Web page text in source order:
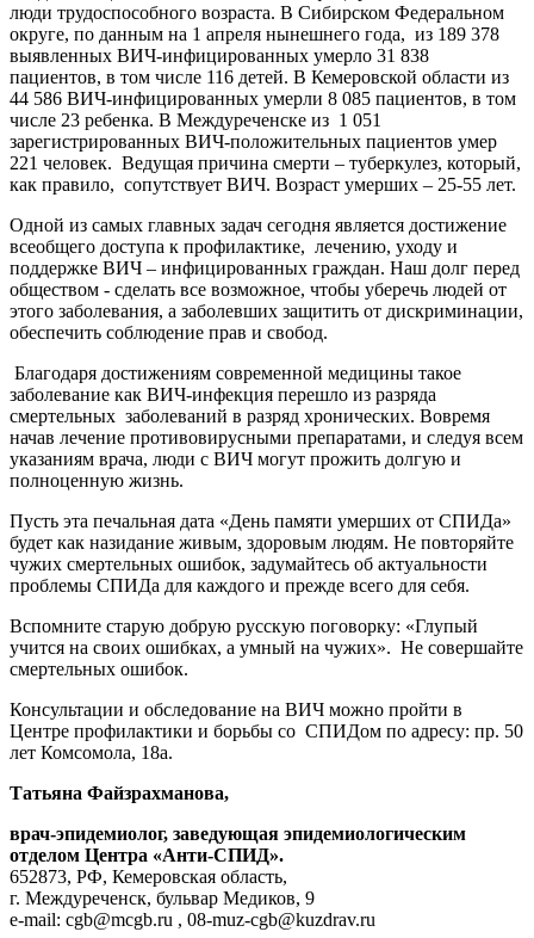
люди трудоспособного возраста. В Сибирском Федеральном
округе, по данным на 1 апреля нынешнего года, из 189 378
выявленных ВИЧ-инфицированных умерло 31 838
пациентов, в том числе 116 детей. В Кемеровской области из
44 586 ВИЧ-инфицированных умерли 8 085 пациентов, в том
числе 23 ребенка. В Междуреченске из 1 051
зарегистрированных ВИЧ-положительных пациентов умер
221 человек. Ведущая причина смерти – туберкулез, который,
как правило, сопутствует ВИЧ. Возраст умерших – 25-55 лет.
Одной из самых главных задач сегодня является достижение
всеобщего доступа к профилактике, лечению, уходу и
поддержке ВИЧ – инфицированных граждан. Наш долг перед
обществом - сделать все возможное, чтобы уберечь людей от
этого заболевания, а заболевших защитить от дискриминации,
обеспечить соблюдение прав и свобод.
Благодаря достижениям современной медицины такое
заболевание как ВИЧ-инфекция перешло из разряда
смертельных заболеваний в разряд хронических. Вовремя
начав лечение противовирусными препаратами, и следуя всем
указаниям врача, люди с ВИЧ могут прожить долгую и
полноценную жизнь.
Пусть эта печальная дата «День памяти умерших от СПИДа»
будет как назидание живым, здоровым людям. Не повторяйте
чужих смертельных ошибок, задумайтесь об актуальности
проблемы СПИДа для каждого и прежде всего для себя.
Вспомните старую добрую русскую поговорку: «Глупый
учится на своих ошибках, а умный на чужих». Не совершайте
смертельных ошибок.
Консультации и обследование на ВИЧ можно пройти в
Центре профилактики и борьбы со СПИДом по адресу: пр. 50
лет Комсомола, 18а.
Татьяна Файзрахманова,
врач-эпидемиолог, заведующая эпидемиологическим
отделом Центра «Анти-СПИД».
652873, РФ, Кемеровская область,
г. Междуреченск, бульвар Медиков, 9
e-mail: cgb@mcgb.ru , 08-muz-cgb@kuzdrav.ru